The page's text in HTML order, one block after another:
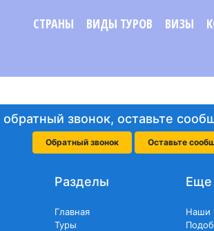
СТРАНЫ ВИДЫ ТУРОВ ВИЗЫ
звонок, оставьте
Обратный звонок Оставьте
Разделы
Главная
Туры
Еще
Наши